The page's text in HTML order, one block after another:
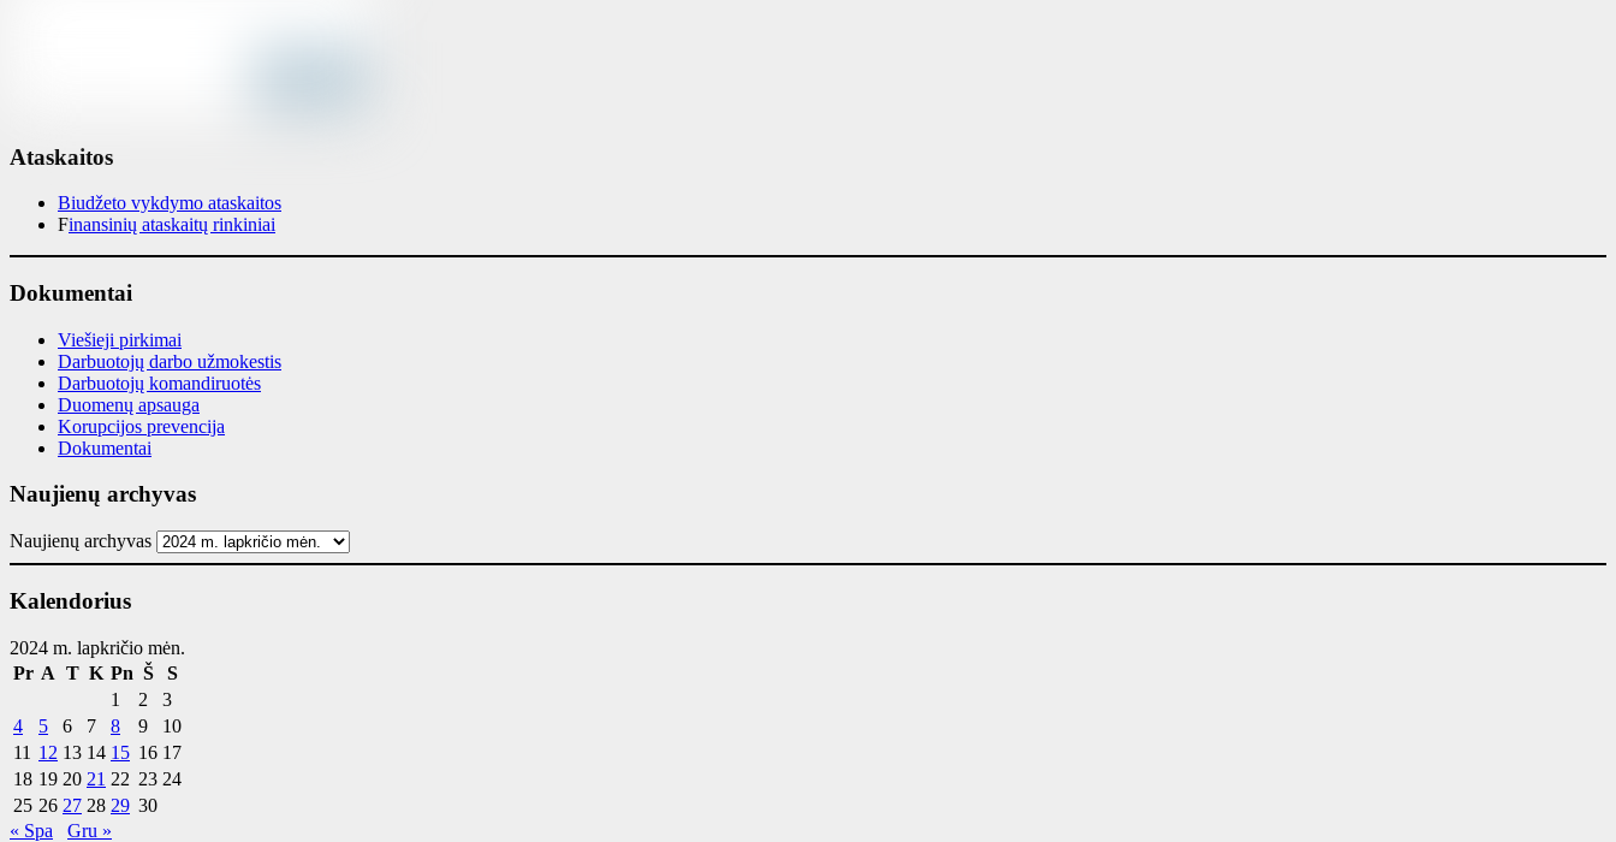
Ataskaitos
Biudžeto vykdymo ataskaitos
Finansinių ataskaitų rinkiniai
Dokumentai
Viešieji pirkimai
Darbuotojų darbo užmokestis
Darbuotojų komandiruotės
Duomenų apsauga
Korupcijos prevencija
Dokumentai
Naujienų archyvas
Naujienų archyvas
Kalendorius
2024 m. lapkričio mėn.
Pr A T K Pn Š
S
1
2
3
4
5 6 7 8 9
10
11 12 13 14 15 16 17
18 19 20 21 22 23 24
25 26 27 28 29 30
« Spa
Gru »